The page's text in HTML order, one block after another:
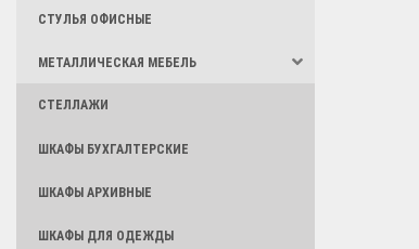
СТУЛЬЯ ОФИСНЫЕ
МЕТАЛЛИЧЕСКАЯ МЕБЕЛЬ
СТЕЛЛАЖИ
ШКАФЫ БУХГАЛТЕРСКИЕ
ШКАФЫ АРХИВНЫЕ
ШКАФЫ ДЛЯ ОДЕЖДЫ